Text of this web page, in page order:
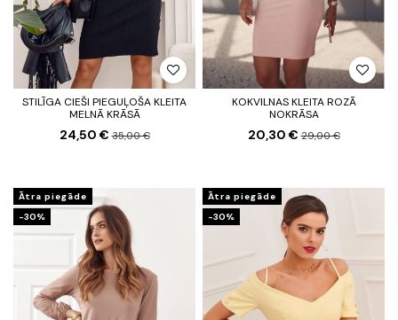
STILĪGA CIEŠI PIEGUĻOŠA KLEITA
MELNĀ KRĀSĀ
24,50 €35,00 €
KOKVILNAS KLEITA ROZĀ
NOKRĀSA
20,30 €29,00 €
Ātra piegāde
-30%
Ātra piegāde
-30%